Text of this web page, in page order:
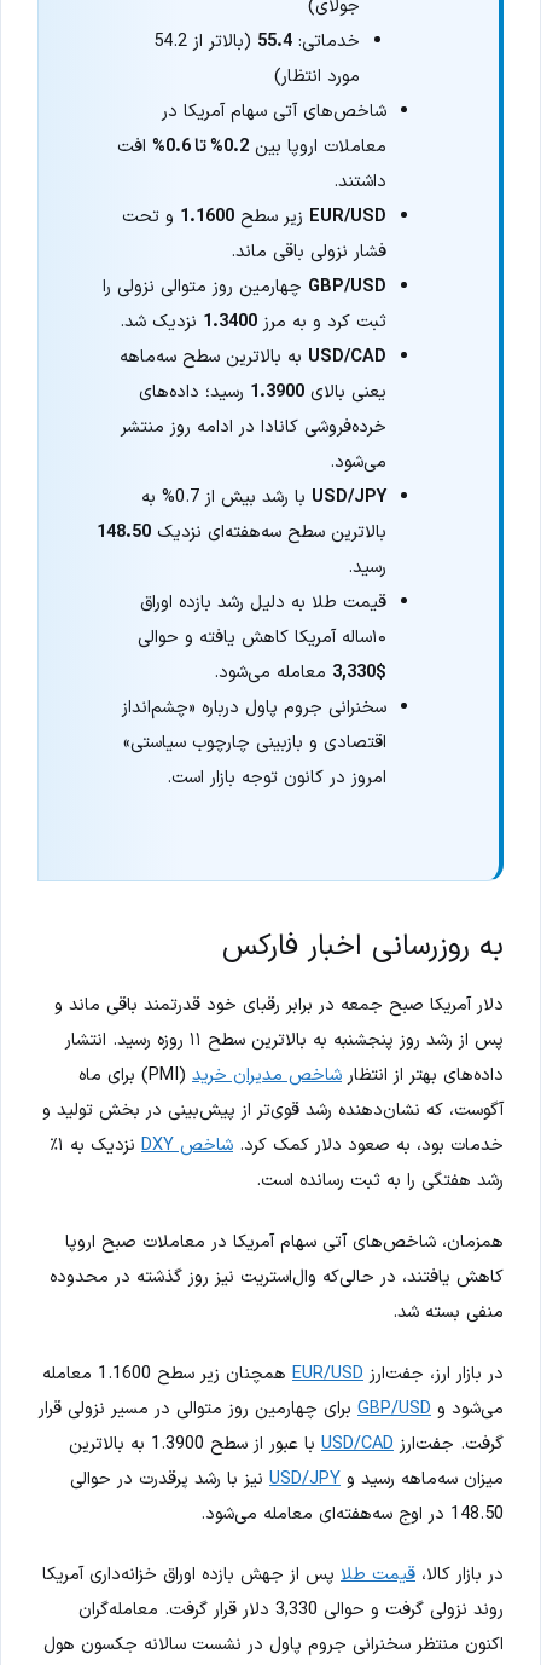
جولای)
خدماتی:55.4
(بالاتر از 54.2
مورد انتظار)
شاخص‌های آتی سهام آمریکا در
معاملات اروپا بین0.2% تا 0.6%
افت
داشتند.
EUR/USD زیر سطح1.1600 و تحت
فشار نزولی باقی ماند.
GBP/USD چهارمین روز متوالی نزولی را
ثبت کرد و به مرز1.3400 نزدیک شد.
USD/CAD به بالاترین سطح سه‌ماهه
یعنی بالای1.3900 رسید؛ داده‌های
خرده‌فروشی کانادا در ادامه روز منتشر
می‌شود.
USD/JPY
با رشد بیش از 0.7% به
بالاترین سطح سه‌هفته‌ای نزدیک148.50
رسید.
قیمت طلا به دلیل رشد بازده اوراق
۱۰ساله آمریکا کاهش یافته و حوالی
$3,330
معامله می‌شود.
سخنرانی جروم پاول درباره «چشم‌انداز
اقتصادی و بازبینی چارچوب سیاستی»
امروز در کانون توجه بازار است.
به روزرسانی اخبار فارکس
دلار آمریکا صبح جمعه در برابر رقبای خود قدرتمند باقی ماند و
پس از رشد روز پنجشنبه به بالاترین سطح ۱۱ روزه رسید. انتشار
داده‌های بهتر از انتظار شاخص مدیران خرید
(PMI) برای ماه
آگوست، که نشان‌دهنده رشد قوی‌تر از پیش‌بینی در بخش تولید و
خدمات بود، به صعود دلار کمک کرد. شاخص DXY
نزدیک به ۱٪
رشد هفتگی را به ثبت رسانده است.
همزمان، شاخص‌های آتی سهام آمریکا در معاملات صبح اروپا
کاهش یافتند، در حالی‌که وال‌استریت نیز روز گذشته در محدوده
منفی بسته شد.
در بازار ارز، جفت‌ارز EUR/USD
همچنان زیر سطح 1.1600 معامله
می‌شود و GBP/USD برای چهارمین روز متوالی در مسیر نزولی قرار
گرفت. جفت‌ارز USD/CAD
با عبور از سطح 1.3900 به بالاترین
میزان سه‌ماهه رسید و USD/JPY نیز با رشد پرقدرت در حوالی
148.50 در اوج سه‌هفته‌ای معامله می‌شود.
در بازار کالا، قیمت طلا پس از جهش بازده اوراق خزانه‌داری آمریکا
روند نزولی گرفت و حوالی 3,330 دلار قرار گرفت. معامله‌گران
اکنون منتظر سخنرانی جروم پاول در نشست سالانه جکسون هول